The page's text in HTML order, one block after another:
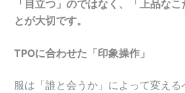
「目立つ」のではなく、「上品な
とが大切です。
TPOに合わせた「印象操作」
服は「誰と会うか」によって変える